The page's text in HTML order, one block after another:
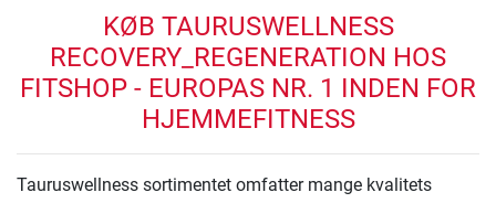
KØB TAURUSWELLNESS
RECOVERY_REGENERATION HOS
FITSHOP - EUROPAS NR. 1 INDEN FOR
HJEMMEFITNESS
Tauruswellness sortimentet omfatter mange kvalitets